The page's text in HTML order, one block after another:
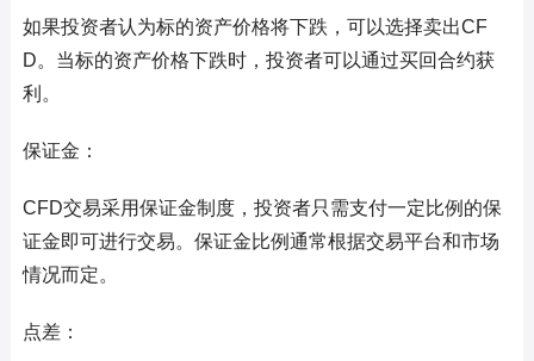
如果投资者认为标的资产价格将下跌，可以选择卖出CF
D。当标的资产价格下跌时，投资者可以通过买回合约获
利。
保证金：
CFD交易采用保证金制度，投资者只需支付一定比例的保
证金即可进行交易。保证金比例通常根据交易平台和市场
情况而定。
点差：